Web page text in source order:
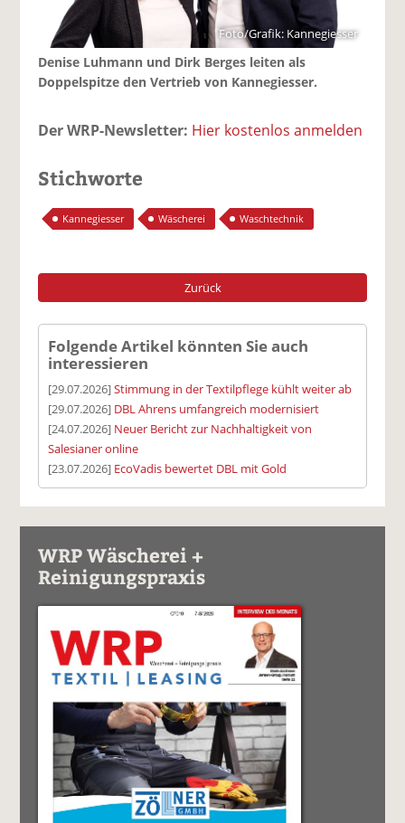
Foto/Grafik: Kannegiesser
Denise Luhmann und Dirk Berges leiten als
Doppelspitze den Vertrieb von Kannegiesser.
Der WRP-Newsletter: Hier kostenlos anmelden
Stichworte
Kannegiesser Wäscherei Waschtechnik
Zurück
Folgende Artikel könnten Sie auch
interessieren
[29.07.2026]Stimmung in der Textilpflege kühlt weiter ab
[29.07.2026] DBL Ahrens umfangreich modernisiert
[24.07.2026] Neuer Bericht zur Nachhaltigkeit von
Salesianer online
[23.07.2026] EcoVadis bewertet DBL mit Gold
WRP Wäscherei +
Reinigungspraxis